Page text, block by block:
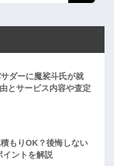
ダーに魔裟斗氏が就
とサービス内容や査定
もりOK？後悔しない
イントを解説